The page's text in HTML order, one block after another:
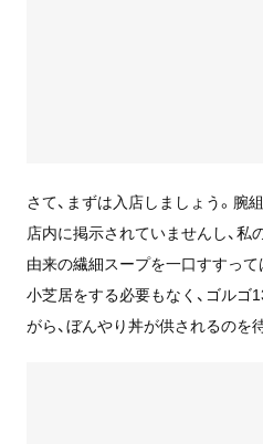
さて、まずは入店しましょう。腕
店内に掲示されていませんし、
由来の繊細スープを一口すすっ
小芝居をする必要もなく、ゴル
がら、ぼんやり丼が供されるのを